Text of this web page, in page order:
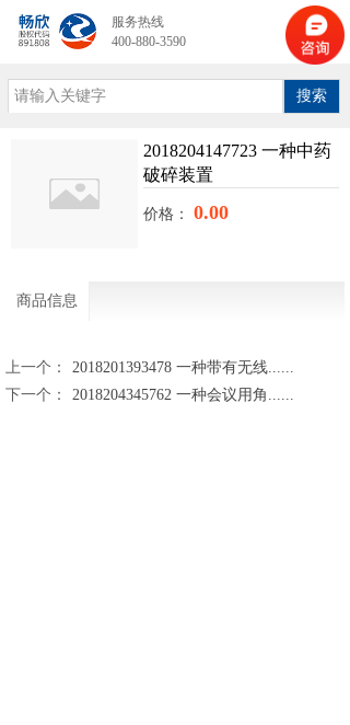
搜索
2018204147723 一种中药
破碎装置
价格： 0.00
商品信息
上一个：
2018201393478 一种带有无线......
下一个：
2018204345762 一种会议用角......
服务热线
400-880-3590